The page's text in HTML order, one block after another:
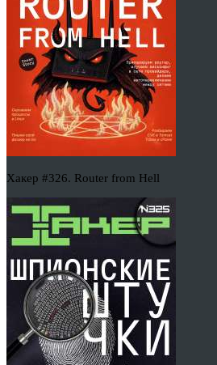
Хакер #326. Router from Hell